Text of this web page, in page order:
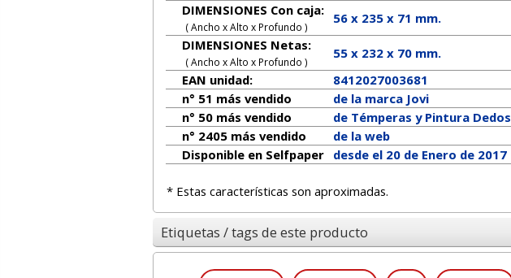
DIMENSIONES Con caja:
( Ancho x Alto x Profundo )
56 x 235 x 71 mm.
DIMENSIONES Netas:
( Ancho x Alto x Profundo )
55x 232x 70mm.
EAN unidad:
8412027003681
n° 51 más vendido
de la marca Jovi
n° 50 más vendido
de Témperas y Pintura Dedos
n° 2405 más vendido
de la web
Disponible en Selfpaper
desde el 20 de Enero de 2017
* Estas características son aproximadas.
Etiquetas / tags de este producto